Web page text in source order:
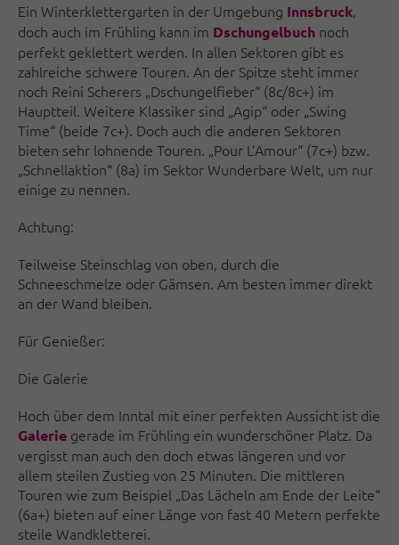
Ein Winterklettergarten in der Umgebung Innsbruck,
doch auch im Frühling kann im Dschungelbuch noch
perfekt geklettert werden. In allen Sektoren gibt es
zahlreiche schwere Touren. An der Spitze steht immer
noch Reini Scherers „Dschungelfieber“ (8c/8c+) im
Hauptteil. Weitere Klassiker sind „Agip“ oder „Swing
Time“ (beide 7c+). Doch auch die anderen Sektoren
bieten sehr lohnende Touren. „Pour L’Amour“ (7c+) bzw.
„Schnellaktion“ (8a) im Sektor Wunderbare Welt, um nur
einige zu nennen.
Achtung:
Teilweise Steinschlag von oben, durch die
Schneeschmelze oder Gämsen. Am besten immer direkt
an der Wand bleiben.
Für Genießer:
Die Galerie
Hoch über dem Inntal mit einer perfekten Aussicht ist die
Galerie gerade im Frühling ein wunderschöner Platz. Da
vergisst man auch den doch etwas längeren und vor
allem steilen Zustieg von 25 Minuten. Die mittleren
Touren wie zum Beispiel „Das Lächeln am Ende der Leite“
(6a+) bieten auf einer Länge von fast 40 Metern perfekte
steile Wandkletterei.